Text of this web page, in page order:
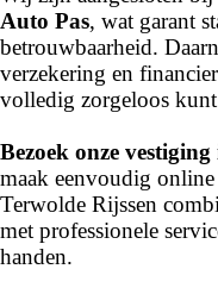
Auto Pas, wat garant
betrouwbaarheid.
verzekering en
volledig zorgeloos kunt
Bezoek onze
maak eenvoudig
Terwolde Rijssen
met professionele
handen.